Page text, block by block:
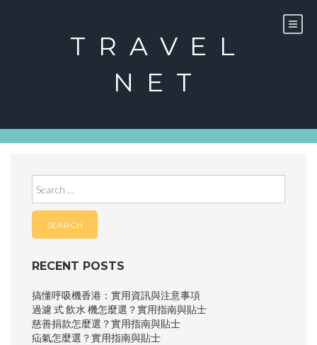
TRAVEL
NET
for:
RECENT POSTS
搞懂呼吸機香港：實用資訊與注意事項
過濾 式 飲水 機怎麼選？實用指南與貼士
慈善捐款怎麼選？實用指南與貼士
疝氣怎麼選？實用指南與貼士